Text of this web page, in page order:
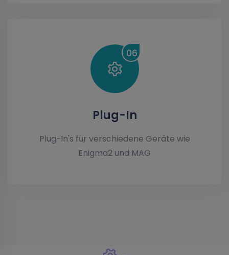
06
Plug-In
Plug-In's für verschiedene Geräte wie
Enigma2 und MAG